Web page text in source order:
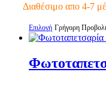
επιλεγούν
στη
σελίδα
του
Διαθέσιμο απο 4-7
Επιλογή Αυτό
το
πολλαπλές
Γρήγορη